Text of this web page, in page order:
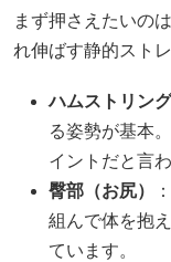
まず押さえたいの
れ伸ばす静的スト
ハムストリン
る姿勢が基本
イントだと言
臀部（お尻）
組んで体を抱
ています。